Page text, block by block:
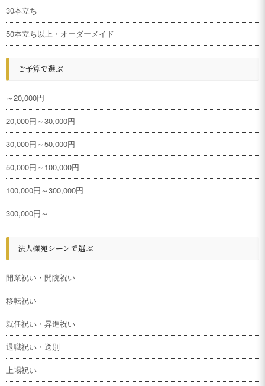
30本立ち
50本立ち以上・オーダーメイド
ご予算で選ぶ
～20,000円
20,000円～30,000円
30,000円～50,000円
50,000円～100,000円
100,000円～300,000円
300,000円～
法人様宛シーンで選ぶ
開業祝い・開院祝い
移転祝い
就任祝い・昇進祝い
退職祝い・送別
上場祝い